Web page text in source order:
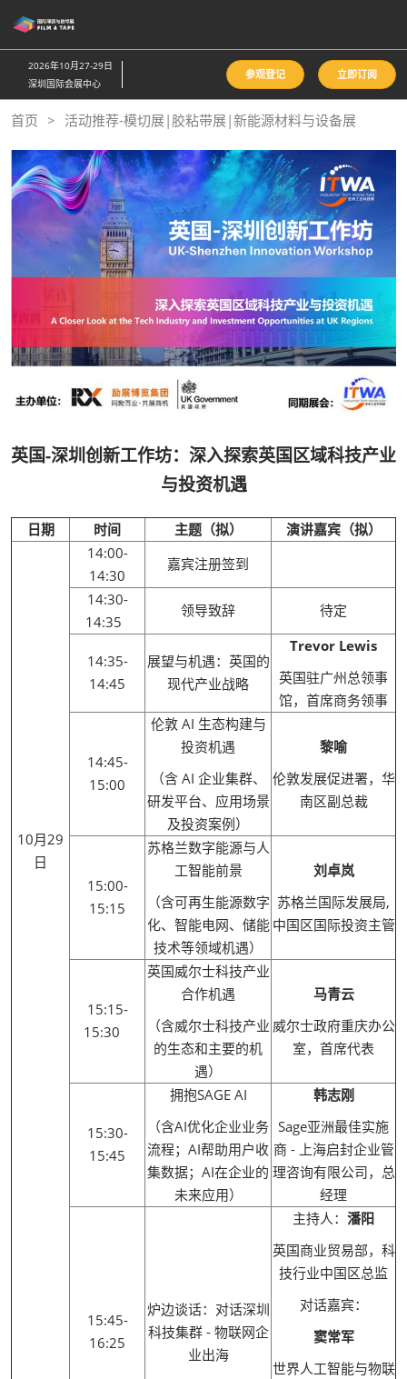
接
跳
至
内
容
2026年10月27-29日
深圳国际会展中心
参观登记 立即订阅
首页 活动推荐-模切展|胶粘带展|新能源材料与设备展
英国-深圳创新工作坊：深入探索英国区域科技产业
与投资机遇
日期 时间 主题（拟） 演讲嘉宾（拟）
10月29
日
14:00-
14:30
嘉宾注册签到
14:30-
14:35
领导致辞 待定
14:35-
14:45
展望与机遇：英国的
现代产业战略
Trevor Lewis
英国驻广州总领事
馆，首席商务领事
14:45-
15:00
伦敦 AI 生态构建与
投资机遇
（含 AI 企业集群、
研发平台、应用场景
及投资案例）
黎喻
伦敦发展促进署，华
南区副总裁
15:00-
15:15
苏格兰数字能源与人
工智能前景
（含可再生能源数字
化、智能电网、储能
技术等领域机遇）
刘卓岚
苏格兰国际发展局,
中国区国际投资主管
15:15-
15:30
英国威尔士科技产业
合作机遇
（含威尔士科技产业
的生态和主要的机
遇）
马青云
威尔士政府重庆办公
室，首席代表
15:30-
15:45
拥抱SAGE AI
（含AI优化企业业务
流程；AI帮助用户收
集数据；AI在企业的
未来应用）
韩志刚
Sage亚洲最佳实施
商 - 上海启封企业管
理咨询有限公司，总
经理
15:45-
16:25
炉边谈话：对话深圳
科技集群 - 物联网企
业出海
主持人： 潘阳
英国商业贸易部，科
技行业中国区总监
对话嘉宾：
窦常军
世界人工智能与物联